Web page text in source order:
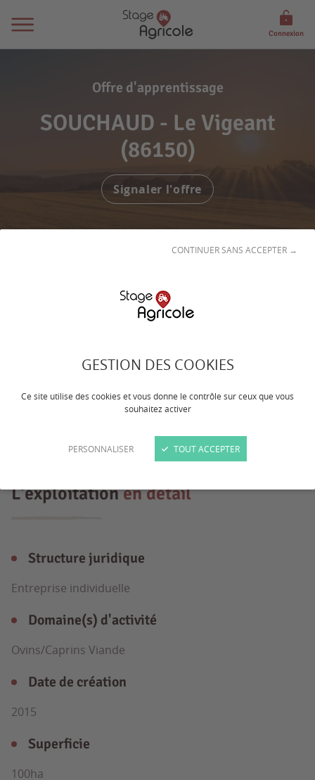
GESTION DES COOKIES
Ce site utilise des cookies et vous donne le contrôle sur ceux que vous
souhaitez activer
PERSONNALISER
CONTINUER SANS ACCEPTER →
TOUT ACCEPTER
Connexion
Offre d'apprentissage
SOUCHAUD - Le Vigeant
(86150)
Signaler l'offre
en bergerie et vendus sous signe de
L'exploitationen détail
Structure juridique
Entreprise individuelle
Domaine(s) d'activité
Ovins/Caprins Viande
Date de création
2015
Superficie
100ha